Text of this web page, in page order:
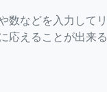
数などを入力してリ
応えることが出来る